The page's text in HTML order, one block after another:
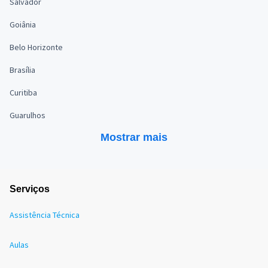
Goiânia
Belo Horizonte
Brasília
Curitiba
Guarulhos
Mostrar mais
Serviços
Assistência Técnica
Aulas